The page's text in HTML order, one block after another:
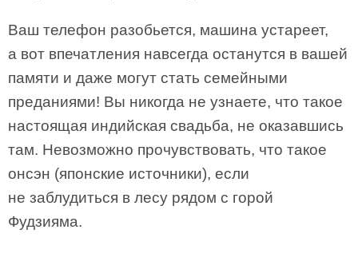
Ваш телефон разобьется, машина устареет,
а вот впечатления навсегда останутся в вашей
памяти и даже могут стать семейными
преданиями! Вы никогда не узнаете, что такое
настоящая индийская свадьба, не оказавшись
там. Невозможно прочувствовать, что такое
онсэн (японские источники), если
не заблудиться в лесу рядом с горой
Фудзияма.